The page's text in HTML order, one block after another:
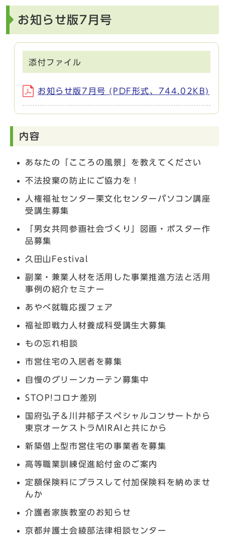
お知らせ版7月号
添付ファイル
お知らせ版7月号 (PDF形式、744.02KB)
内容
あなたの「こころの風景」を教えてください
不法投棄の防止にご協力を！
人権福祉センター栗文化センターパソコン講座
受講生募集
「男女共同参画社会づくり」図画・ポスター作
品募集
久田山Festival
副業・兼業人材を活用した事業推進方法と活用
事例の紹介セミナー
あやべ就職応援フェア
福祉即戦力人材養成科受講生大募集
もの忘れ相談
市営住宅の入居者を募集
自慢のグリーンカーテン募集中
STOP!コロナ差別
国府弘子＆川井郁子スペシャルコンサートから
東京オーケストラMIRAIと共にから
新築借上型市営住宅の事業者を募集
高等職業訓練促進給付金のご案内
定額保険料にプラスして付加保険料を納めませ
んか
介護者家族教室のお知らせ
京都弁護士会綾部法律相談センター